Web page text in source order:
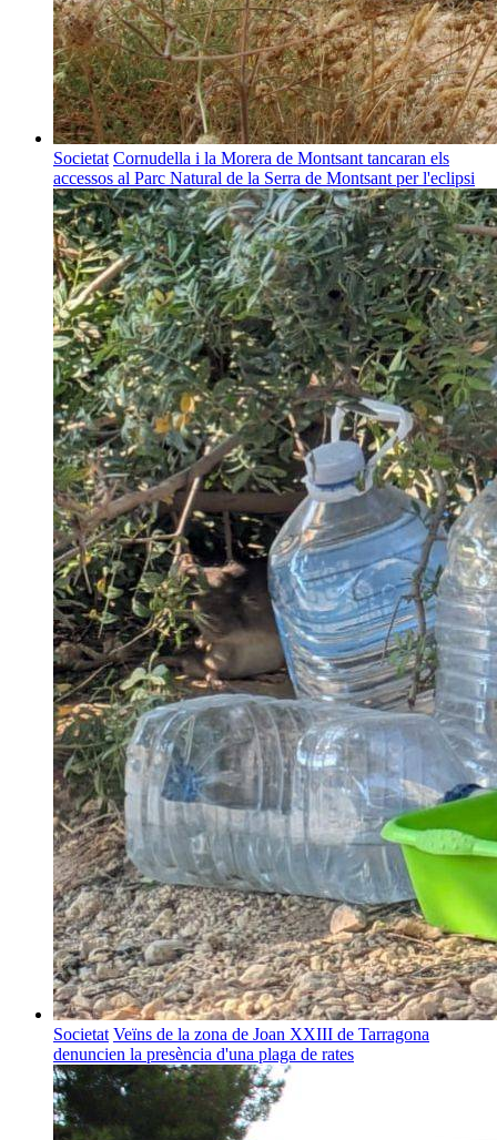
Societat Cornudella i la Morera de Montsant tancaran els
accessos al Parc Natural de la Serra de Montsant per l'eclipsi
Societat Veïns de la zona de Joan XXIII de Tarragona
denuncien la presència d'una plaga de rates